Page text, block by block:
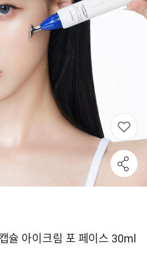
슐 아이크림 포 페이스 30ml